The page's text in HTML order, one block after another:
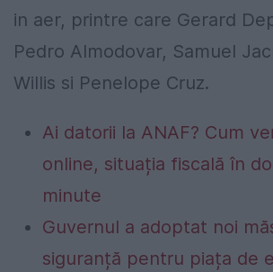
in aer, printre care Gerard
Pedro Almodovar, Samuel
Willis si Penelope Cruz.
Ai datorii la ANAF? Cum
online, situația fiscală în
minute
Guvernul a adoptat noi
siguranță pentru piața de